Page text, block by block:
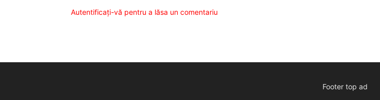
Autentificați-vă pentru a lăsa un comentariu
Footer top ad